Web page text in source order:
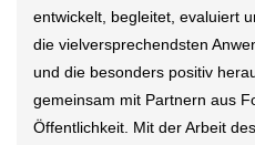
entwickelt, begleitet, evaluiert
die vielversprechendsten
und die besonders positiv
gemeinsam mit Partnern aus
Öffentlichkeit. Mit der Arbeit